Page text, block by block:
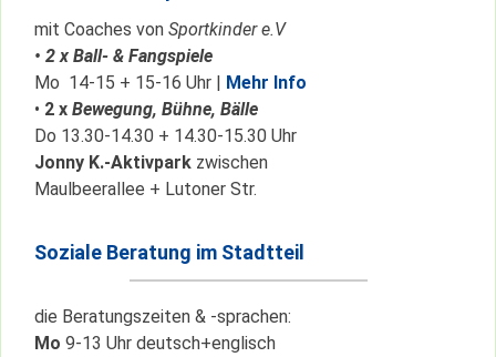
mit Coaches von Sportkinder e.V
• 2 x Ball- & Fangspiele
Mo 14-15 + 15-16 Uhr |
Mehr Info
• 2 x Bewegung, Bühne, Bälle
Do 13.30-14.30 + 14.30-15.30 Uhr
Jonny K.-Aktivpark zwischen
Maulbeerallee + Lutoner Str.
Soziale Beratung im Stadtteil
die Beratungszeiten & -sprachen:
Mo 9-13 Uhr deutsch+englisch